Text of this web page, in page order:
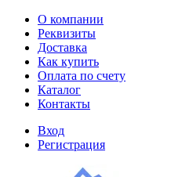
О компании
Реквизиты
Доставка
Как купить
Оплата по счету
Каталог
Контакты
Вход
Регистрация